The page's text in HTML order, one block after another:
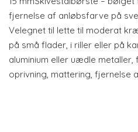
fjernelse af anløbsfarve på
Velegnet til lette til moderat
på små flader, i riller eller på
aluminium eller uædle metaller,
oprivning, mattering, fjernelse